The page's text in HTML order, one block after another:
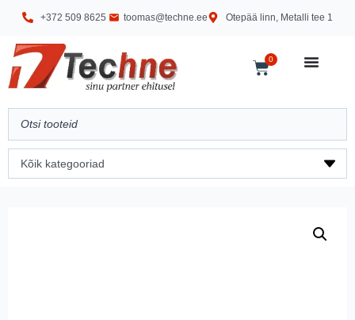
+372 509 8625 toomas@techne.ee Otepää linn, Metalli tee 1
0